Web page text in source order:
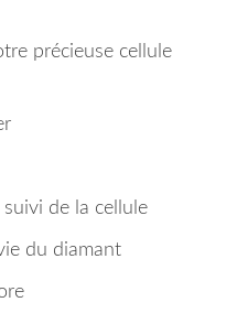
précieuse cellule
de la cellule
du diamant